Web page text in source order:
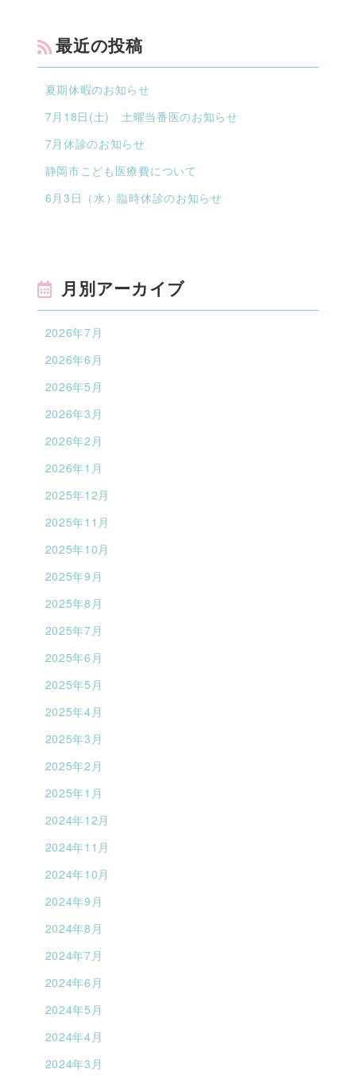
最近の投稿
夏期休暇のお知らせ
7月18日(土) 土曜当番医のお知らせ
7月休診のお知らせ
静岡市こども医療費について
6月3日（水）臨時休診のお知らせ
月別アーカイブ
2026年7月
2026年6月
2026年5月
2026年3月
2026年2月
2026年1月
2025年12月
2025年11月
2025年10月
2025年9月
2025年8月
2025年7月
2025年6月
2025年5月
2025年4月
2025年3月
2025年2月
2025年1月
2024年12月
2024年11月
2024年10月
2024年9月
2024年8月
2024年7月
2024年6月
2024年5月
2024年4月
2024年3月